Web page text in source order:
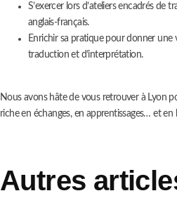
S’exercer lors d’ateliers encadrés de
anglais-français.
Enrichir sa pratique pour donner une
traduction et d’interprétation.
Nous avons hâte de vous retrouver à Lyon
riche en échanges, en apprentissages… et
Autres